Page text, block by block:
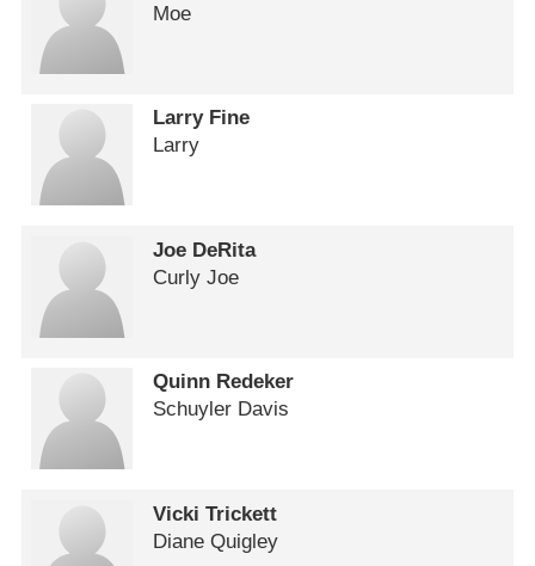
Moe
Larry Fine
Larry
Joe DeRita
Curly Joe
Quinn Redeker
Schuyler Davis
Vicki Trickett
Diane Quigley